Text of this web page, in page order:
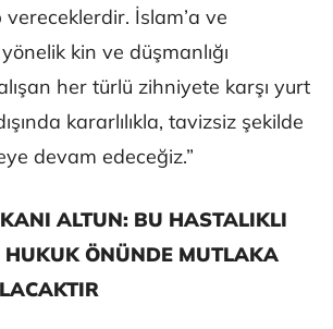
İslam’a ve
kin ve düşmanlığı
her türlü zihniyete karşı yurt
kararlılıkla, tavizsiz şekilde
devam edeceğiz.”
ALTUN: BU HASTALIKLI
HUKUK ÖNÜNDE MUTLAKA